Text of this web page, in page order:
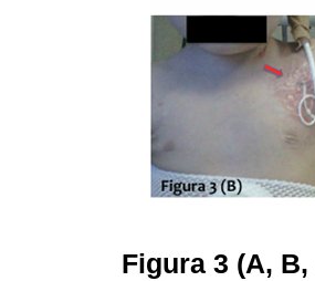
Figura 3 (A, B,